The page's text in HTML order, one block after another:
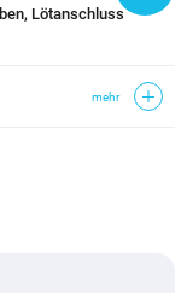
Lötanschluss
mehr